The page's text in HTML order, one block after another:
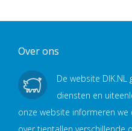
Over ons
De website
diensten en
onze website informeren